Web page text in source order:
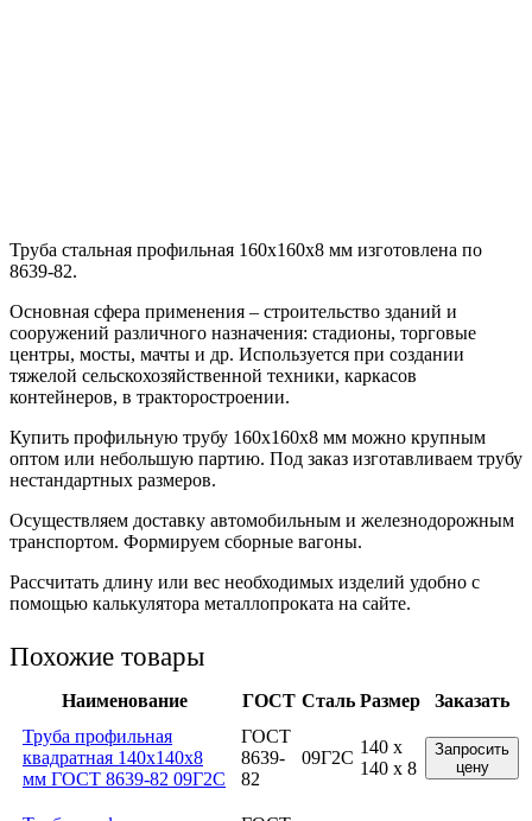
Труба стальная профильная 160х160х8 мм изготовлена по
8639-82.
Основная сфера применения – строительство зданий и
сооружений различного назначения: стадионы, торговые
центры, мосты, мачты и др. Используется при создании
тяжелой сельскохозяйственной техники, каркасов
контейнеров, в тракторостроении.
Купить профильную трубу 160х160х8 мм можно крупным
оптом или небольшую партию. Под заказ изготавливаем трубу
нестандартных размеров.
Осуществляем доставку автомобильным и железнодорожным
транспортом. Формируем сборные вагоны.
Рассчитать длину или вес необходимых изделий удобно с
помощью калькулятора металлопроката на сайте.
Похожие товары
Наименование ГОСТ Сталь Размер
Заказать
Труба профильная
квадратная 140x140x8
мм ГОСТ 8639-82 09Г2С
ГОСТ
8639-
82
09Г2С
140 x
140 x 8
Запросить
цену